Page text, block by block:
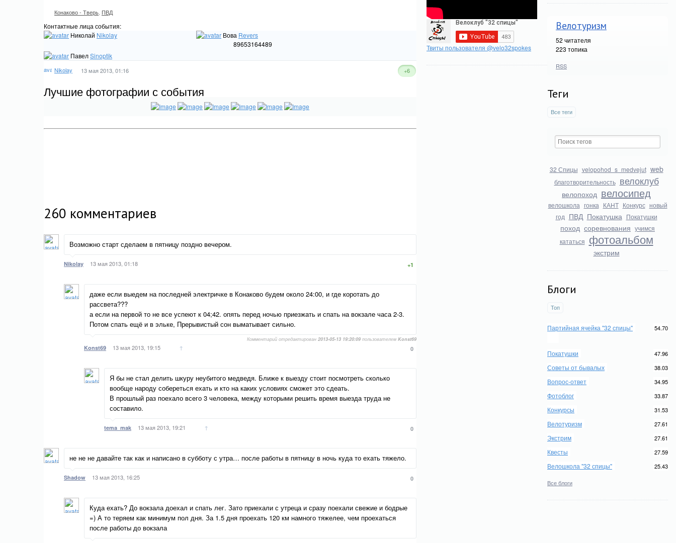
Велотуризм
52 читателя
223 топика
RSS
Теги
Все теги
32 Спицы velopohod_s_medvejut web
благотворительность велоклуб
велопоход велосипед
велошкола гонка КАНТ Конкурс новый
год ПВД Покатушка Покатушки
поход соревнования учимся
кататься фотоальбом
экстрим
Блоги
Топ
Партийная ячейка "32 спицы" 54.70
Покатушки 47.96
Советы от бывалых 38.03
Вопрос-ответ 34.95
Фотоблог 33.87
Конкурсы 31.53
Велотуризм 27.61
Экстрим 27.61
Квесты 27.59
Велошкола "32 спицы" 25.43
Все блоги
Твиты пользователя @velo32spokes
Конаково - Тверь ПВД
Контактные лица события:
Николай Nikolay Вова Revers
89653164489
ПавелSinoptik
Nikolay 13 мая 2013, 01:16 +6
Лучшие фотографии с события
260 комментариев
Возможно старт сделаем в пятницу поздно вечером.
Nikolay 13 мая 2013, 01:18 +1
даже если выедем на последней электричке в Конаково будем около 24:00, и где коротать до
рассвета???
а если на первой то не все успеют к 04;42. опять перед ночью приезжать и спать на вокзале часа 2-3.
Потом спать ещё и в эльке, Прерывистый сон выматывает сильно.
Комментарий отредактирован 2013-05-13 19:20:09 пользователем Konst69
Konst69 13 мая 2013, 19:15 0
↑
Я бы не стал делить шкуру неубитого медведя. Ближе к выезду стоит посмотреть сколько
вообще народу собереться ехать и кто на каких условиях сможет это сдеать.
В прошлый раз поехало всего 3 человека, между которыми решить время выезда труда не
составило.
tema_mak 13 мая 2013, 19:21 0
↑
не не не давайте так как и написано в субботу с утра… после работы в пятницу в ночь куда то ехать тяжело.
Shadow 13 мая 2013, 16:25 0
Куда ехать? До вокзала доехал и спать лег. Зато приехали с утреца и сразу поехали свежие и бодрые
=) А то теряем как минимум пол дня. За 1.5 дня проехать 120 км намного тяжелее, чем проехаться
после работы до вокзала